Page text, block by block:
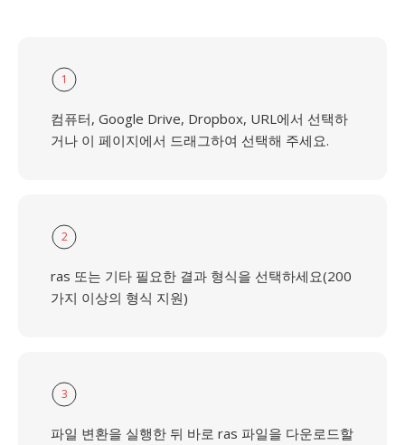
1
컴퓨터, Google Drive, Dropbox, URL에서 선택하
거나 이 페이지에서 드래그하여 선택해 주세요.
2
ras 또는 기타 필요한 결과 형식을 선택하세요(200
가지 이상의 형식 지원)
3
파일 변환을 실행한 뒤 바로 ras 파일을 다운로드할